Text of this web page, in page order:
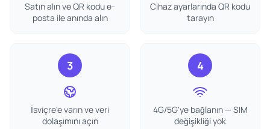
Satın alın ve QR kodu e-
posta ile anında alın
Cihaz ayarlarında QR kodu
tarayın
3
İsviçre'e varın ve veri
dolaşımını açın
4
4G/5G'ye bağlanın — SIM
değişikliği yok